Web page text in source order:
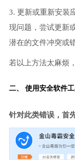
3. 更新或重新安装
现问题，尝试更新
潜在的文件冲突或
若以上方法太麻烦
二、 使用安全软件
针对此类错误，首